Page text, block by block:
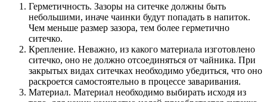
Герметичность. Зазоры на ситечке должны быть
небольшими, иначе чаинки будут попадать в напиток.
Чем меньше размер зазора, тем более герметично
ситечко.
Крепление. Неважно, из какого материала изготовлено
ситечко, оно не должно отсоединяться от чайника. При
закрытых видах ситечках необходимо убедиться, что оно
раскроется самостоятельно в процессе заваривания.
Материал. Материал необходимо выбирать исходя из